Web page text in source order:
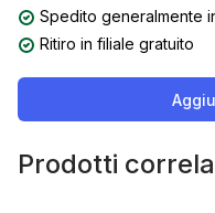
Spedito generalmente
Ritiro in filiale gratuito
Prodotti